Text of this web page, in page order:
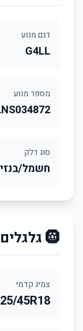
דגם מנוע
G4LL
מספר מנוע
סוג דלק
חשמל/
🛞 גלגלים וצמיגים
צמיג קדמי
45R18